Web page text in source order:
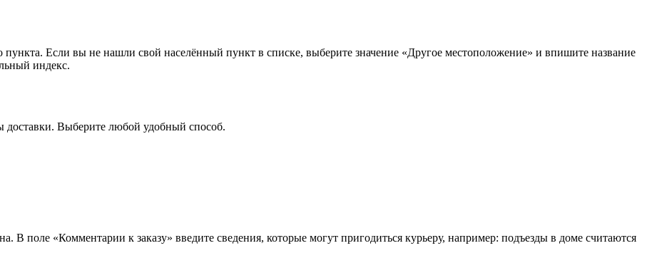
пункта. Если вы не нашли свой населённый пункт в списке, выберите значение «Другое местоположение» и впишите название
индекс.
доставки. Выберите любой удобный способ.
В поле «Комментарии к заказу» введите сведения, которые могут пригодиться курьеру, например: подъезды в доме считаются